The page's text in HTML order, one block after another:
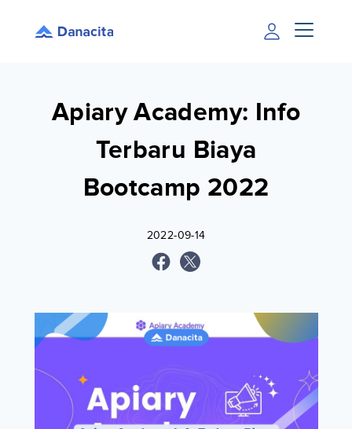
Apiary Academy: Info
Terbaru Biaya
Bootcamp 2022
2022-09-14